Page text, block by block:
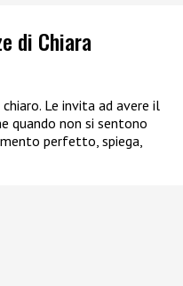
di Chiara
Le invita ad avere il
quando non si sentono
perfetto, spiega,